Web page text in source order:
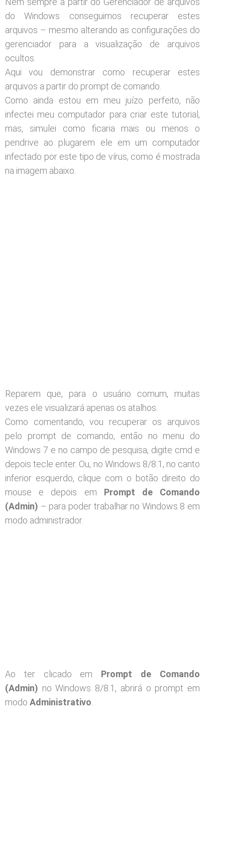
do Windows conseguimos recuperar estes
arquivos – mesmo alterando as configurações do
gerenciador para a visualização de arquivos
ocultos.
Aqui vou demonstrar como recuperar estes
arquivos a partir do prompt de comando.
Como ainda estou em meu juízo perfeito, não
infectei meu computador para criar este tutorial,
mas, simulei como ficaria mais ou menos o
pendrive ao plugarem ele em um computador
infectado por este tipo de vírus, como é mostrada
na imagem abaixo.
Reparem que, para o usuário comum, muitas
vezes ele visualizará apenas os atalhos.
Como comentando, vou recuperar os arquivos
pelo prompt de comando, então no menu do
Windows 7 e no campo de pesquisa, digite cmd e
depois tecle enter. Ou, no Windows 8/8.1, no canto
inferior esquerdo, clique com o botão direito do
mouse e depois em Prompt de Comando
(Admin) – para poder trabalhar no Windows 8 em
modo administrador.
Ao ter clicado em Prompt de Comando
(Admin) no Windows 8/8.1, abrirá o prompt em
modo Administrativo